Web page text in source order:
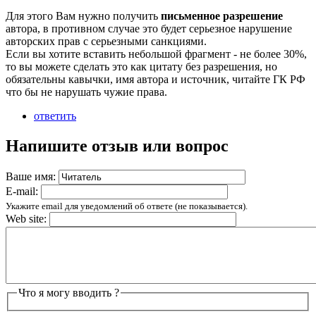
Для этого Вам нужно получить письменное разрешение
автора, в противном случае это будет серьезное нарушение
авторских прав с серьезными санкциями.
Если вы хотите вставить небольшой фрагмент - не более 30%,
то вы можете сделать это как цитату без разрешения, но
обязательны кавычки, имя автора и источник, читайте ГК РФ
что бы не нарушать чужие права.
ответить
Напишите отзыв или вопрос
Ваше имя:
E-mail:
Укажите email для уведомлений об ответе (не показывается).
Web site:
Что я могу вводить ?